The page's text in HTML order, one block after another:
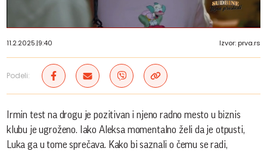
11.2.2025.|9:40 Izvor: prva.rs
Podeli:
Irmin test na drogu je pozitivan i njeno radno mesto u biznis
klubu je ugroženo. Iako Aleksa momentalno želi da je otpusti,
Luka ga u tome sprečava. Kako bi saznali o čemu se radi,